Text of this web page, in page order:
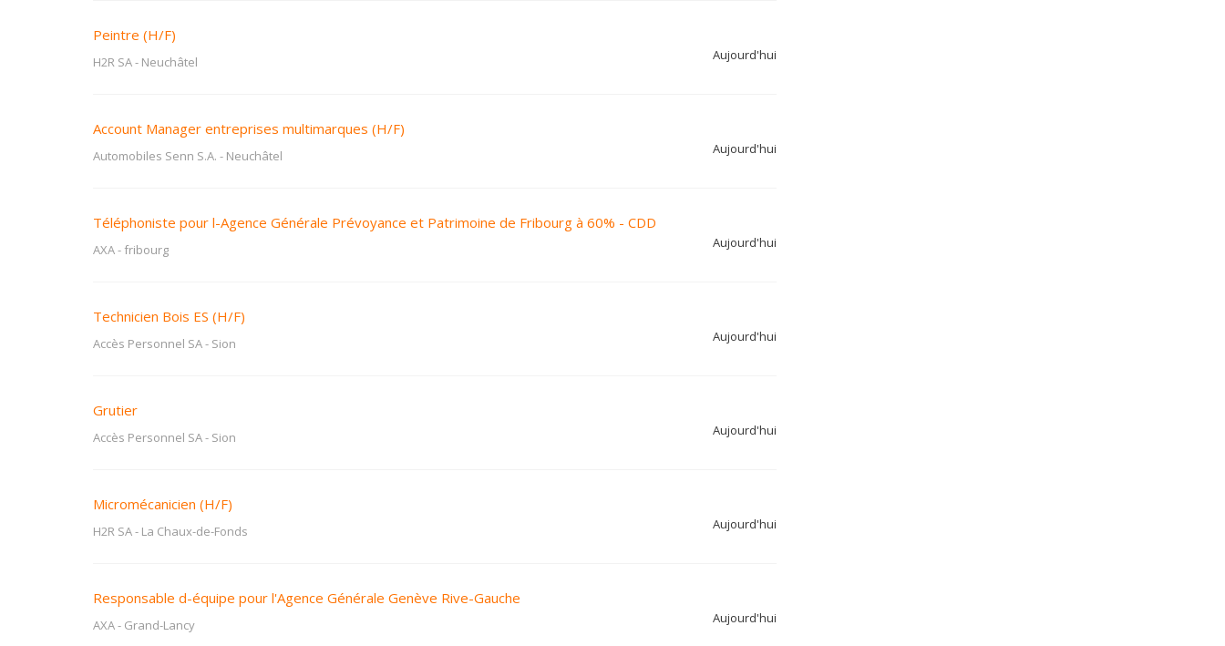
Peintre (H/F)
H2R SA- Neuchâtel Aujourd'hui
Account Manager entreprises multimarques (H/F)
Automobiles Senn S.A. - Neuchâtel Aujourd'hui
Téléphoniste pour l-Agence Générale Prévoyance et Patrimoine de Fribourg à 60% - CDD
AXA- fribourg Aujourd'hui
Technicien Bois ES (H/F)
Accès Personnel SA- Sion Aujourd'hui
Grutier
Accès Personnel SA- Sion Aujourd'hui
Micromécanicien (H/F)
H2R SA- La Chaux-de-Fonds Aujourd'hui
Responsable d-équipe pour l'Agence Générale Genève Rive-Gauche
AXA- Grand-Lancy Aujourd'hui